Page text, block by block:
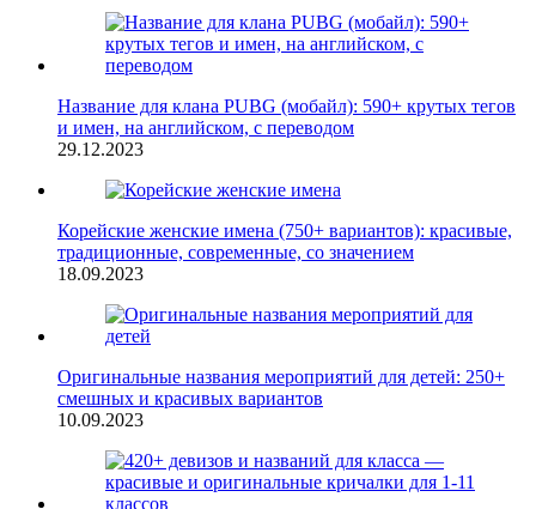
Название для клана PUBG (мобайл): 590+ крутых тегов
и имен, на английском, с переводом
29.12.2023
Корейские женские имена (750+ вариантов): красивые,
традиционные, современные, со значением
18.09.2023
Оригинальные названия мероприятий для детей: 250+
смешных и красивых вариантов
10.09.2023